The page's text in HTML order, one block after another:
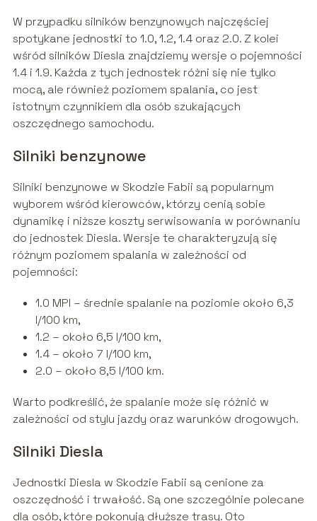
W przypadku silników benzynowych najczęściej
spotykane jednostki to 1.0, 1.2, 1.4 oraz 2.0. Z kolei
wśród silników Diesla znajdziemy wersje o pojemności
1.4 i 1.9. Każda z tych jednostek różni się nie tylko
mocą, ale również poziomem spalania, co jest
istotnym czynnikiem dla osób szukających
oszczędnego samochodu.
Silniki benzynowe
Silniki benzynowe w Skodzie Fabii są popularnym
wyborem wśród kierowców, którzy cenią sobie
dynamikę i niższe koszty serwisowania w porównaniu
do jednostek Diesla. Wersje te charakteryzują się
różnym poziomem spalania w zależności od
pojemności:
1.0 MPI – średnie spalanie na poziomie około 6,3
l/100 km,
1.2 – około 6,5 l/100 km,
1.4 – około 7 l/100 km,
2.0 – około 8,5 l/100 km.
Warto podkreślić, że spalanie może się różnić w
zależności od stylu jazdy oraz warunków drogowych.
Silniki Diesla
Jednostki Diesla w Skodzie Fabii są cenione za
oszczędność i trwałość. Są one szczególnie polecane
dla osób, które pokonują dłuższe trasy. Oto